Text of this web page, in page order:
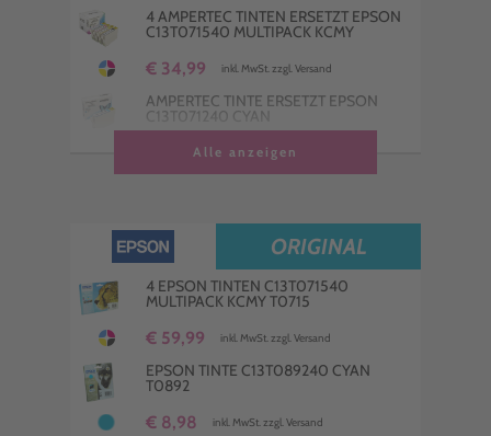
4 AMPERTEC TINTEN ERSETZT EPSON
C13T071540 MULTIPACK KCMY
€ 34,99 inkl. MwSt. zzgl. Versand
AMPERTEC TINTE ERSETZT EPSON
C13T071240 CYAN
€ 9,98 inkl. MwSt. zzgl. Versand
€ 11,00 inkl. MwSt. zzgl. Versand
AMPERTEC TINTE ERSETZT EPSON
C13T071340 MAGENTA
C13T071440 YELLOW
Alle anzeigen
ORIGINAL
4 EPSON TINTEN C13T071540
MULTIPACK KCMY T0715
€ 59,99 inkl. MwSt. zzgl. Versand
EPSON TINTE C13T089240 CYAN
T0892
€ 8,98 inkl. MwSt. zzgl. Versand